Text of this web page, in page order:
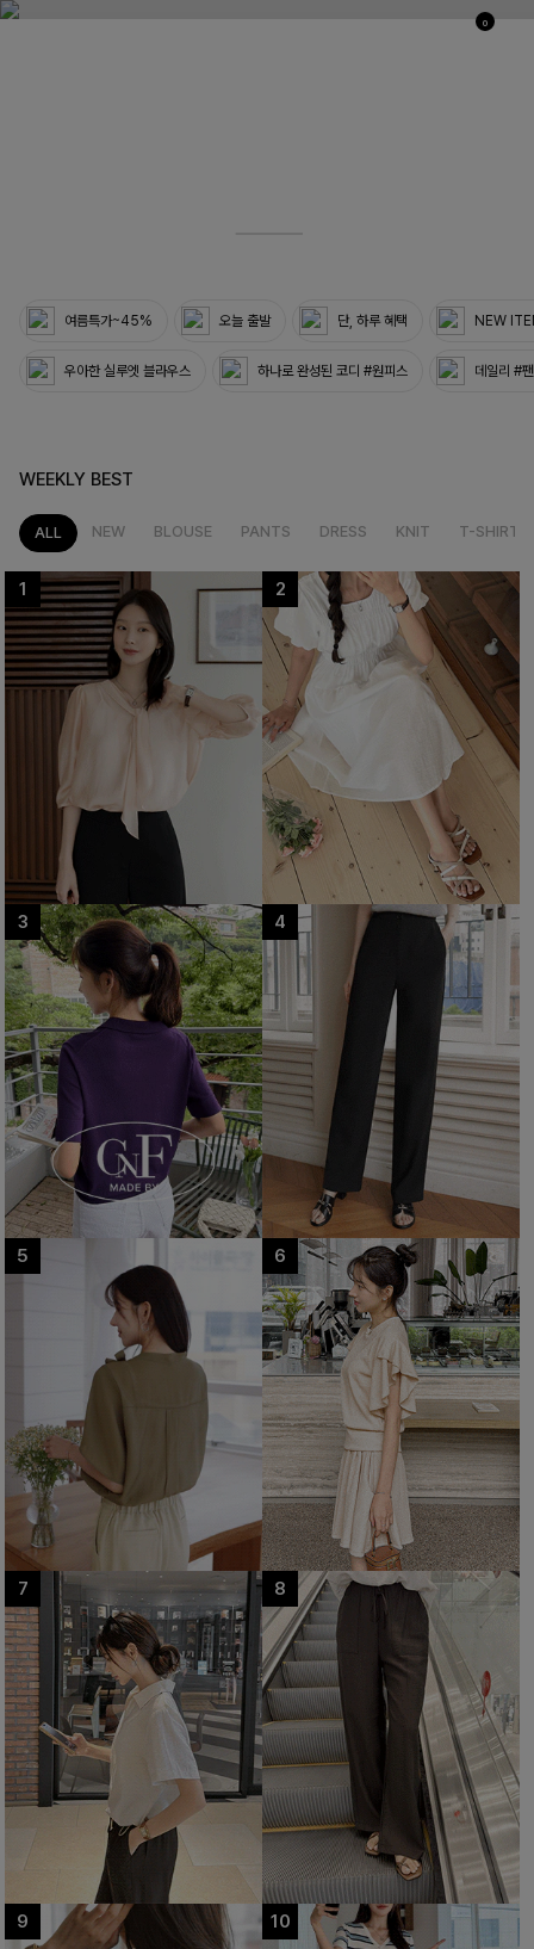
0
여름특가~45% 오늘 출발 단, 하루 혜택 NEW
우아한 실루엣 블라우스 하나로 완성된 코디 #원피스 데일리 #
WEEKLY BEST
ALL NEW BLOUSE PANTS DRESS KNIT T-SHIRT